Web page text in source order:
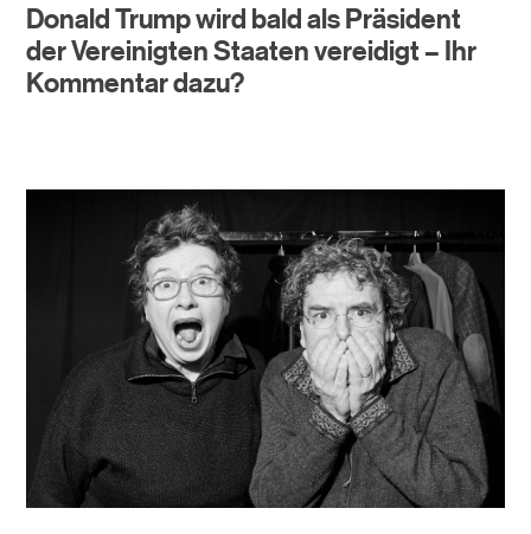
Donald Trump wird bald als Präsident
der Vereinigten Staaten vereidigt – Ihr
Kommentar dazu?